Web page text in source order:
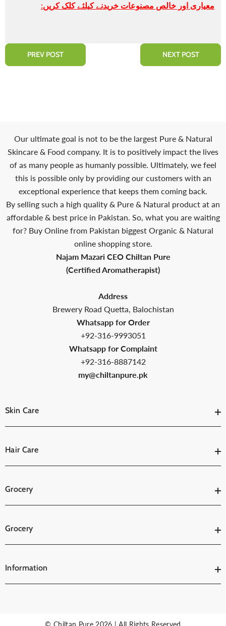
معیاری اور خالص مصنوعات خریدنے کیلئے کلک کریں:
PREV POST NEXT POST
Our ultimate goal is not to be the largest Pure & Natural
Skincare & Food company. It is to positively impact the lives
of as many people as humanly possible. Ultimately, we feel
this is possible only by providing our customers with an
exceptional experience that keeps them coming back.
By selling such a high quality & Pure & Natural product at an
affordable & best price in Pakistan. So, what you are waiting
for? Buy Online from Pakistan biggest Organic & Natural
online shopping store.
Najam Mazari CEO Chiltan Pure
(Certified Aromatherapist)
Address
Brewery Road Quetta, Balochistan
Whatsapp for Order
+92-316-9993051
Whatsapp for Complaint
+92-316-8887142
my@chiltanpure.pk
Skin Care
Hair Care
Grocery
Grocery
Information
© Chiltan Pure 2026 | All Rights Reserved